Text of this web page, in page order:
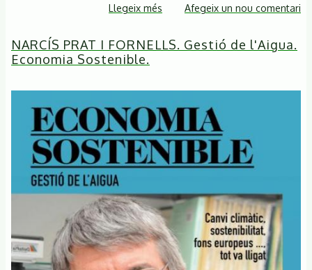
Llegeix més sobre
qui
Afegeix un nou comentari
NARCÍS PRAT I FORNELLS. Gestió de l'Aigua.
Economia Sostenible.